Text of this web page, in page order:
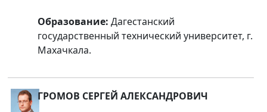
Образование: Дагестанский
государственный технический университет, г.
Махачкала.
ГРОМОВ СЕРГЕЙ АЛЕКСАНДРОВИЧ